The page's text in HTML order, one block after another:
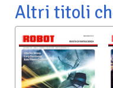
Altri titoli